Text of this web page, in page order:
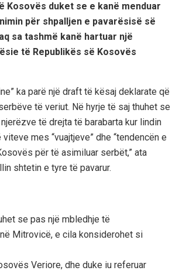
Kosovës duket se e kanë menduar
për shpalljen e pavarësisë së
sa tashmë kanë hartuar një
të Republikës së Kosovës
ka parë një draft të kësaj deklarate që
të veriut. Në hyrje të saj thuhet se
të drejta të barabarta kur lindin
mes “vuajtjeve” dhe “tendencën e
për të asimiluar serbët,” ata
shtetin e tyre të pavarur.
se pas një mbledhje të
Mitrovicë, e cila konsiderohet si
Veriore, dhe duke iu referuar